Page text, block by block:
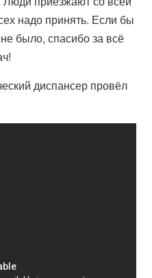
надо принять. Если бы
было, спасибо за всё
диспансер провёл